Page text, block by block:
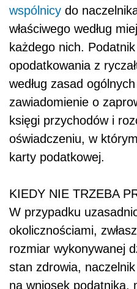
wspólnicy do
właściwego według
każdego nich.
opodatkowania z
według zasad
zawiadomienie o
księgi przychodów i
oświadczeniu, w
karty podatkowej.
KIEDY NIE TRZEBA
W przypadku
okolicznościami,
rozmiar wykonywanej
stan zdrowia,
na wniosek podatnika,